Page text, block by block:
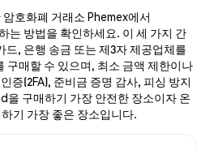
호화폐 거래소 Phemex에서
는 방법을 확인하세요. 이 세 가지 간
드, 은행 송금 또는 제3자 제공업체를
구매할 수 있으며, 최소 금액 제한이나
증(2FA), 준비금 증명 감사, 피싱 방지
을 구매하기 가장 안전한 장소이자 온
기 가장 좋은 장소입니다.